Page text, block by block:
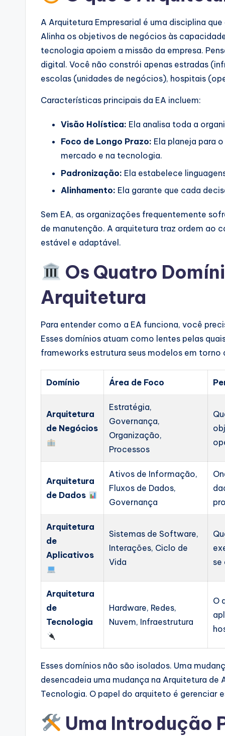
U
A Arquitetura Empresarial é uma disciplina
Alinha os objetivos de negócios às
tecnologia apoiem a missão da empresa.
digital. Você não constrói apenas estradas
escolas (unidades de negócios), hospitais
Características principais da EA incluem:
Visão Holística: Ela analisa toda a
Foco de Longo Prazo: Ela planeja para
mercado e na tecnologia.
Padronização: Ela estabelece
Alinhamento: Ela garante que cada
Sem EA, as organizações frequentemente
de manutenção. A arquitetura traz ordem ao
estável e adaptável.
Os Quatro
Arquitetura
Para entender como a EA funciona, você
Esses domínios atuam como lentes pelas
frameworks estrutura seus modelos em torno
Domínio Área de Foco
Arquitetura
de Negócios
Estratégia,
Governança,
Organização,
Processos
Arquitetura
de Dados
Ativos de Informação,
Fluxos de Dados,
Governança
Arquitetura
de
Aplicativos
Sistemas de Software,
Interações, Ciclo de
Vida
se
Arquitetura
de
Tecnologia
Hardware, Redes,
Nuvem, Infraestrutura
O
Esses domínios não são isolados. Uma
desencadeia uma mudança na Arquitetura
Tecnologia. O papel do arquiteto é gerenciar
Uma Introdução